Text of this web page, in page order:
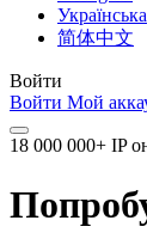
Українська
简体中文
Войти
Войти Мой
18 000 000+ IP